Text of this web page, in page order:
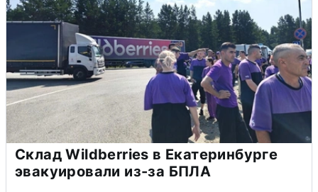
Склад Wildberries в Екатеринбурге
эвакуировали из-за БПЛА